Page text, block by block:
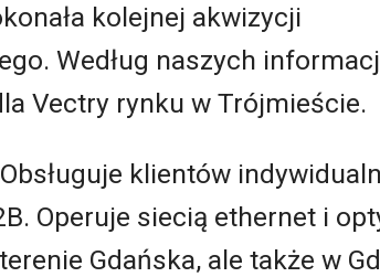
kolejnej akwizycji
Według naszych
Vectry rynku w Trójmieście.
klientów
Operuje siecią ethernet i
Gdańska, ale także w